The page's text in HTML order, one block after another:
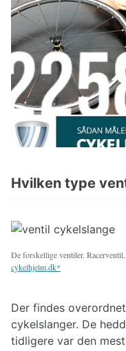
Hvilken type
De forskellige ventiler.
cykelhjelm.dk
Der findes
cykelslanger. De
tidligere var den